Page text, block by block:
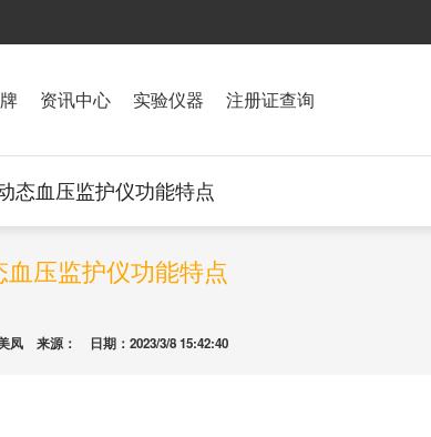
资讯中心 实验仪器 注册证查询
态血压监护仪功能特点
血压监护仪功能特点
凤 来源： 日期：2023/3/8 15:42:40